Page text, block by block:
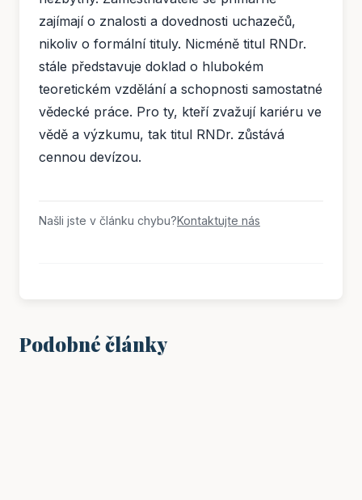
zajímají o znalosti a dovednosti uchazečů,
nikoliv o formální tituly. Nicméně titul RNDr.
stále představuje doklad o hlubokém
teoretickém vzdělání a schopnosti samostatné
vědecké práce. Pro ty, kteří zvažují kariéru ve
vědě a výzkumu, tak titul RNDr. zůstává
cennou devízou.
Našli jste v článku chybu?Kontaktujte nás
Podobné články